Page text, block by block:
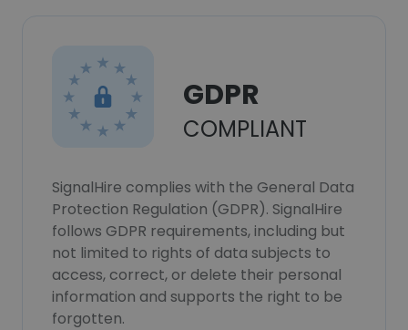
GDPR
COMPLIANT
SignalHire complies with the General Data
Protection Regulation (GDPR). SignalHire
follows GDPR requirements, including but
not limited to rights of data subjects to
access, correct, or delete their personal
information and supports the right to be
forgotten.